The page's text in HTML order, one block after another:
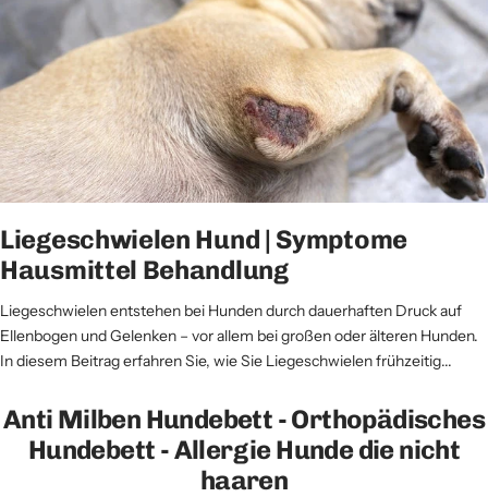
Liegeschwielen Hund | Symptome
Hausmittel Behandlung
Liegeschwielen entstehen bei Hunden durch dauerhaften Druck auf
Ellenbogen und Gelenken – vor allem bei großen oder älteren Hunden.
In diesem Beitrag erfahren Sie, wie Sie Liegeschwielen frühzeitig...
Anti Milben Hundebett - Orthopädisches
Hundebett - Allergie Hunde die nicht
haaren